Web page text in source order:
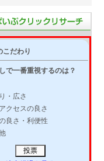
こだわり
で一番重視するのは？
・広さ
クセスの良さ
良さ・利便性